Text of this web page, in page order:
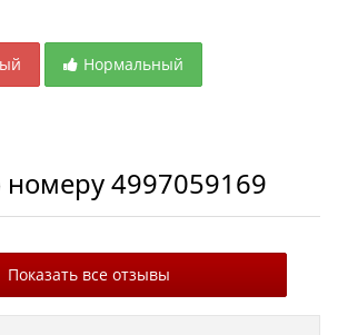
Нормальный
номеру4997059169
Показать все отзывы